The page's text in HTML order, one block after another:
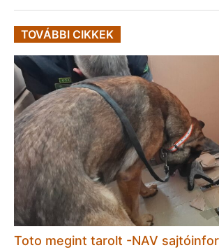
TOVÁBBI CIKKEK
Toto megint tarolt -NAV